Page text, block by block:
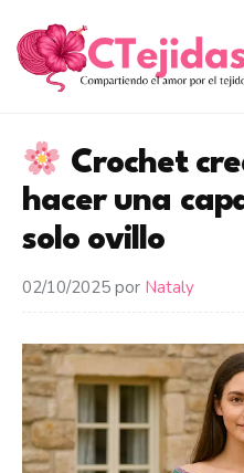
contenido
Crochet
hacer una
solo ovillo
02/10/2025 por Nataly